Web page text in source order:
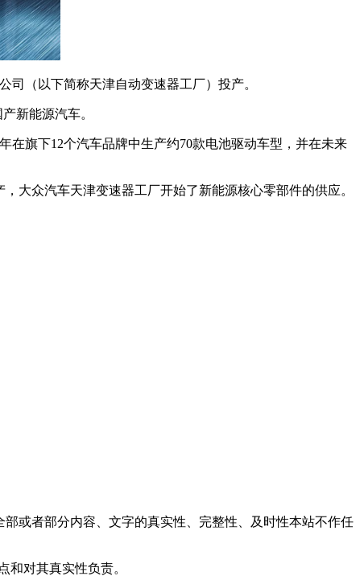
（以下简称天津自动变速器工厂）投产。
新能源汽车。
在旗下12个汽车品牌中生产约70款电池驱动车型，并在未来
大众汽车天津变速器工厂开始了新能源核心零部件的供应。
或者部分内容、文字的真实性、完整性、及时性本站不作任
和对其真实性负责。